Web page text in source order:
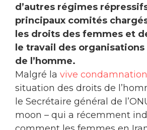
d’autres régimes
principaux comités
les droits des femmes et
le travail des
de l’homme.
Malgré la vive condamnation
situation des droits de
le Secrétaire général de
moon – qui a récemment